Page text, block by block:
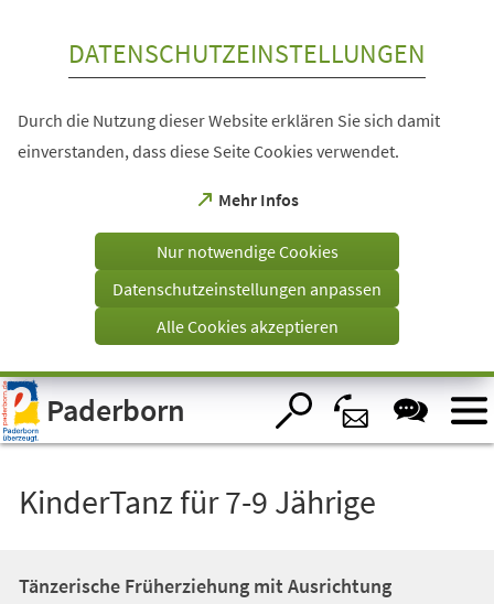
Visuelle
Assistenzsoftware
öffnen.
DATENSCHUTZEINSTELLUNGEN
Durch die Nutzung dieser Website erklären Sie sich damit
einverstanden, dass diese Seite Cookies verwendet.
Mehr Infos
(Öffnet
einem
Tab)
Nur notwendige Cookies
Datenschutzeinstellungen anpassen
Alle Cookies akzeptieren
Paderborn
KinderTanz für 7-9 Jährige
Tänzerische Früherziehung mit Ausrichtung